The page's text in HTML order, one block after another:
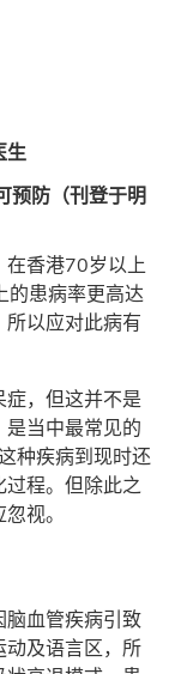
生
预防（刊登于明
在香港70岁以上
的患病率更高达
以应对此病有
，但这并不是
当中最常见的
种疾病到现时还
过程。但除此之
视。
脑血管疾病引致
动及语言区，所